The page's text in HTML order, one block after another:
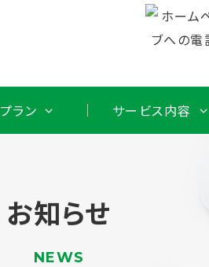
ラン サービス内容
お知らせ
NEWS